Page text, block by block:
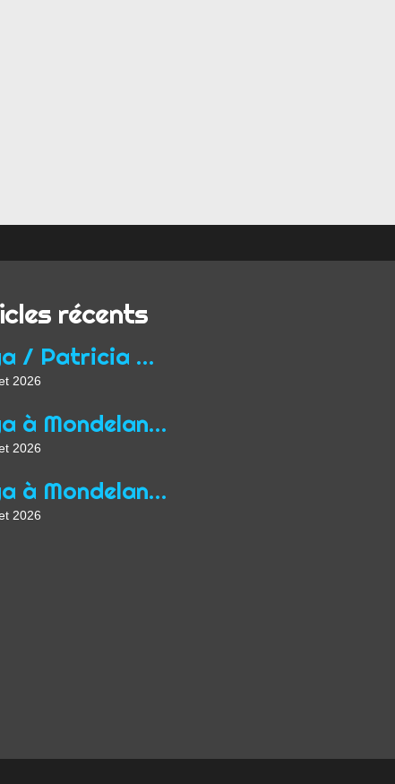
récents
Yoga / Patricia Wirth / Mon parcours de professeur...
2026
Yoga à Mondelange depuis 2013
2026
Yoga à Mondelange Saison 2026/2027
2026